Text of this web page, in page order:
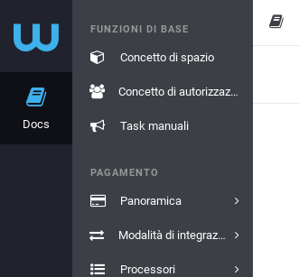
Docs
FUNZIONI DI BASE
Concetto di spazio
Concetto di autorizzazione
Task manuali
PAGAMENTO
Panoramica
Modalità di integrazione
Processori